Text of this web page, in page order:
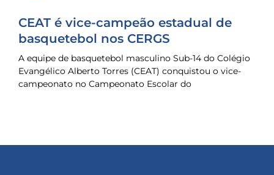
CEAT é vice-campeão estadual de
basquetebol nos CERGS
A equipe de basquetebol masculino Sub-14 do Colégio
Evangélico Alberto Torres (CEAT) conquistou o vice-
campeonato no Campeonato Escolar do